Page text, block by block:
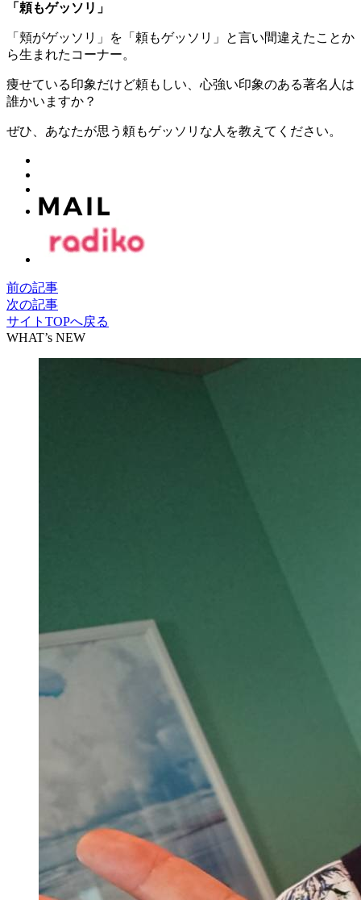
「頼もゲッソリ」
「頬がゲッソリ」を「頼もゲッソリ」と言い間違えたことか
ら生まれたコーナー。
痩せている印象だけど頼もしい、心強い印象のある著名人は
誰かいますか？
ぜひ、あなたが思う頼もゲッソリな人を教えてください。
前の記事
次の記事
サイトTOPへ戻る
WHAT’s NEW